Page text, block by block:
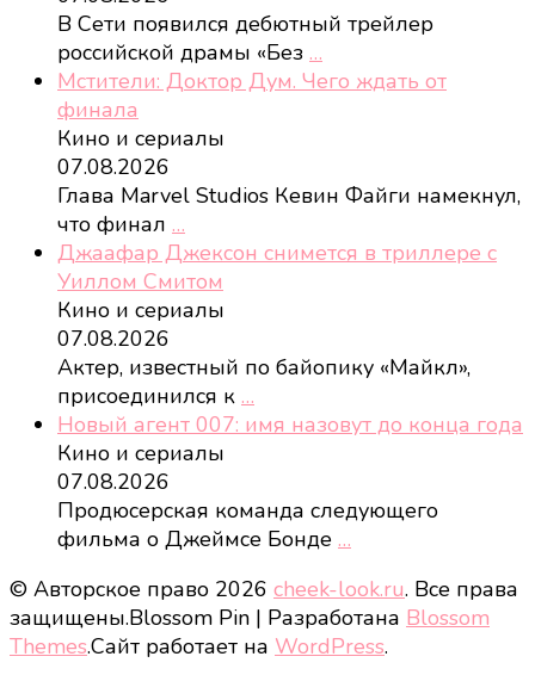
В Сети появился дебютный трейлер
российской драмы «Без …
Мстители: Доктор Дум. Чего ждать от
финала
Кино и сериалы
07.08.2026
Глава Marvel Studios Кевин Файги намекнул,
что финал …
Джаафар Джексон снимется в триллере с
Уиллом Смитом
Кино и сериалы
07.08.2026
Актер, известный по байопику «Майкл»,
присоединился к …
Новый агент 007: имя назовут до конца года
Кино и сериалы
07.08.2026
Продюсерская команда следующего
фильма о Джеймсе Бонде …
© Авторское право 2026 cheek-look.ru. Все права
защищены.Blossom Pin | Разработана Blossom
Themes.Сайт работает на WordPress.